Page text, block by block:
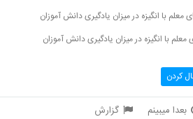
معلم با انگیزه در میزان یادگیری دانش آموزان
با انگیزه در میزان یادگیری دانش آموزان
کردن
بعدا میبینم گزارش